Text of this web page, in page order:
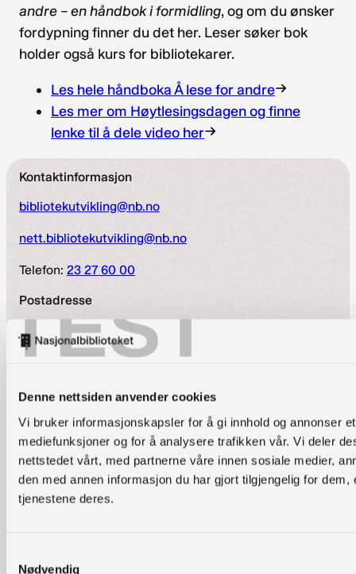
TEST
Denne nettsiden anvender cookies
Vi bruker informasjonskapsler for å gi innhold og annonser
mediefunksjoner og for å analysere trafikken vår. Vi deler
nettstedet vårt, med partnerne våre innen sosiale medier,
den med annen informasjon du har gjort tilgjengelig for
tjenestene deres.
Nødvendig
andre – en håndbok i formidling, og om du ønsker
fordypning finner du det her. Leser søker bok
holder også kurs for bibliotekarer.
Les hele håndboka Å lese for andre
Les mer om Høytlesingsdagen og finne
lenke til å dele video her
Kontaktinformasjon
bibliotekutvikling@nb.no
nett.bibliotekutvikling@nb.no
Telefon: 23 27 60 00
Postadresse
Postboks 2674 Solli, 0203 Oslo
Nyheter
Arrangementer
Om oss
Kontakt oss
Personvernerklæring
Vilkår for bruk av forum